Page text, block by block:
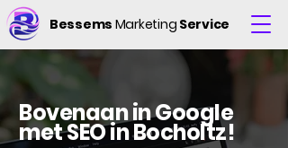
Bessems Marketing Service
Bovenaan in Google
met SEO in Bocholtz!